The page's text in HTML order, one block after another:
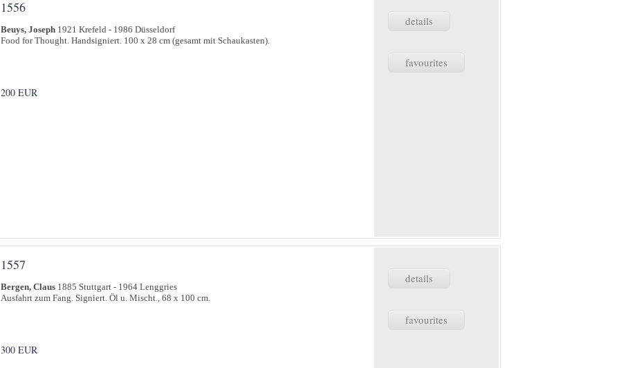
1556
Beuys, Joseph 1921 Krefeld - 1986 Düsseldorf
Food for Thought. Handsigniert. 100 x 28 cm (gesamt mit Schaukasten).
200 EUR
details
favourites
1557
Bergen, Claus 1885 Stuttgart - 1964 Lenggries
Ausfahrt zum Fang. Signiert. Öl u. Mischt., 68 x 100 cm.
300 EUR
details
favourites